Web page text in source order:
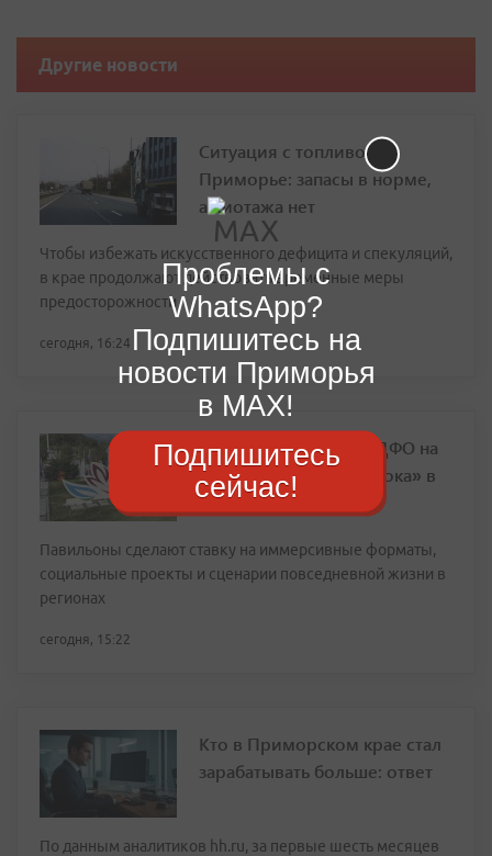
Другие новости
Ситуация с топливом в
Приморье: запасы в норме,
ажиотажа нет
Чтобы избежать искусственного дефицита и спекуляций,
в крае продолжают действовать временные меры
предосторожности
сегодня, 16:24
Чем удивят регионы ДФО на
«Улице Дальнего Востока» в
этом году на ВЭФ
Павильоны сделают ставку на иммерсивные форматы,
социальные проекты и сценарии повседневной жизни в
регионах
сегодня, 15:22
Кто в Приморском крае стал
зарабатывать больше: ответ
По данным аналитиков hh.ru, за первые шесть месяцев
Проблемы с
WhatsApp?
Подпишитесь на
новости Приморья
в MAX!
Подпишитесь
сейчас!